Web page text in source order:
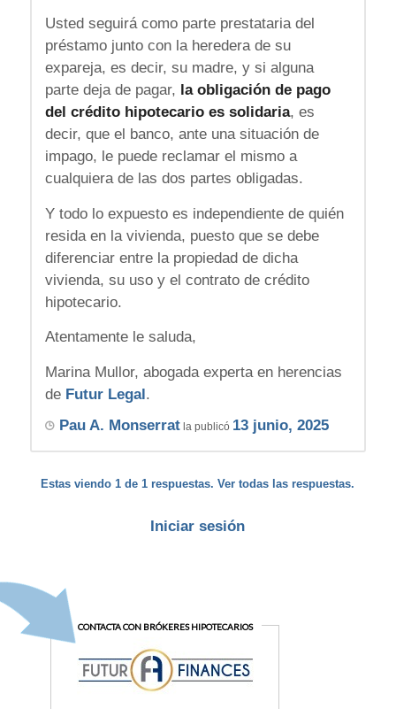
Usted seguirá como parte prestataria del
préstamo junto con la heredera de su
expareja, es decir, su madre, y si alguna
parte deja de pagar, la obligación de pago
del crédito hipotecario es solidaria, es
decir, que el banco, ante una situación de
impago, le puede reclamar el mismo a
cualquiera de las dos partes obligadas.
Y todo lo expuesto es independiente de quién
resida en la vivienda, puesto que se debe
diferenciar entre la propiedad de dicha
vivienda, su uso y el contrato de crédito
hipotecario.
Atentamente le saluda,
Marina Mullor, abogada experta en herencias
de Futur Legal.
Pau A. Monserratla publicó 13 junio, 2025
Estas viendo 1 de 1 respuestas. Ver todas las respuestas.
Iniciar sesión